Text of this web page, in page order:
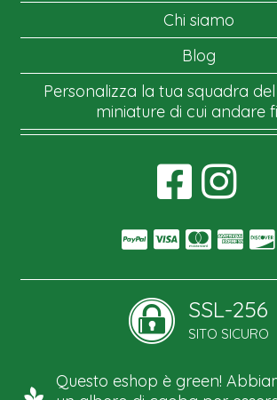
Chi siamo
Blog
Personalizza la tua squadra
miniature di cui andare
SSL-256
SITO SICURO
Questo eshop è green!